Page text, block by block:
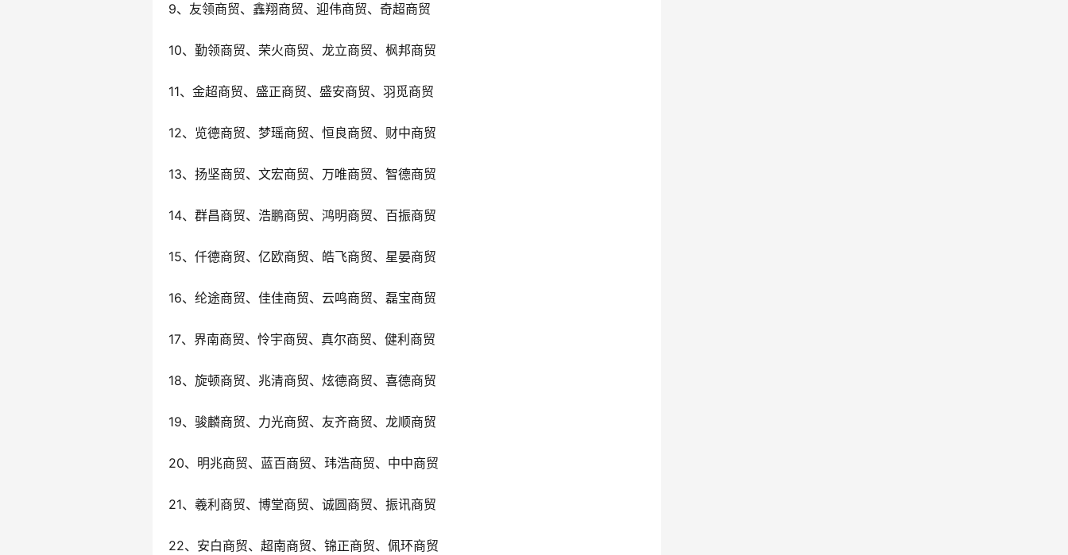
9、友领商贸、鑫翔商贸、迎伟商贸、奇超商贸
10、勤领商贸、荣火商贸、龙立商贸、枫邦商贸
11、金超商贸、盛正商贸、盛安商贸、羽觅商贸
12、览德商贸、梦瑶商贸、恒良商贸、财中商贸
13、扬坚商贸、文宏商贸、万唯商贸、智德商贸
14、群昌商贸、浩鹏商贸、鸿明商贸、百振商贸
15、仟德商贸、亿欧商贸、皓飞商贸、星晏商贸
16、纶途商贸、佳佳商贸、云鸣商贸、磊宝商贸
17、界南商贸、怜宇商贸、真尔商贸、健利商贸
18、旋顿商贸、兆清商贸、炫德商贸、喜德商贸
19、骏麟商贸、力光商贸、友齐商贸、龙顺商贸
20、明兆商贸、蓝百商贸、玮浩商贸、中中商贸
21、羲利商贸、博堂商贸、诚圆商贸、振讯商贸
22、安白商贸、超南商贸、锦正商贸、佩环商贸